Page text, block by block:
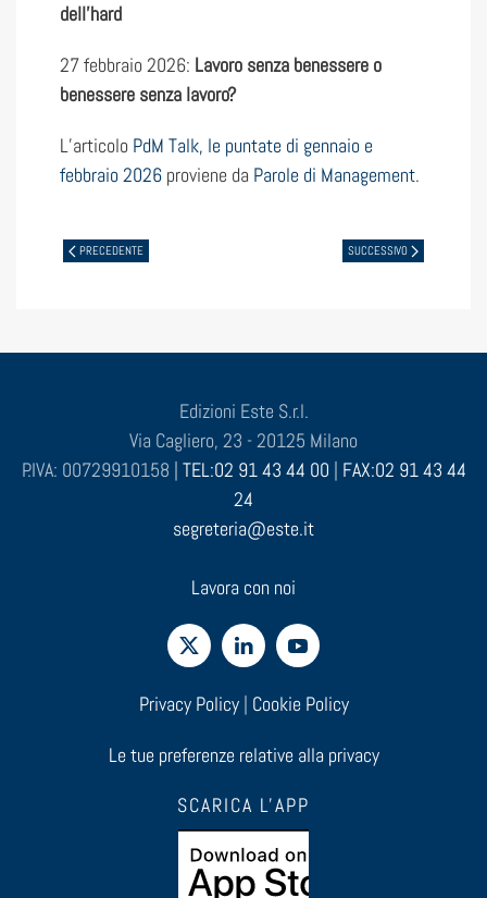
dell’hard
27 febbraio 2026: Lavoro senza benessere o
benessere senza lavoro?
L’articolo PdM Talk, le puntate di gennaio e
febbraio 2026 proviene da Parole di Management.
PRECEDENTE SUCCESSIVO
Edizioni Este S.r.l.
Via Cagliero, 23 - 20125 Milano
P.IVA: 00729910158 | TEL:02 91 43 44 00 | FAX:02 91 43 44
24
segreteria@este.it
Lavora con noi
Privacy Policy| Cookie Policy
Le tue preferenze relative alla privacy
SCARICA L'APP